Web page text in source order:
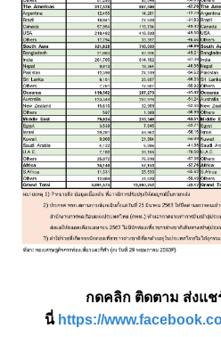
กดคลิก ติดตาม ส่งแช
นี่ https://